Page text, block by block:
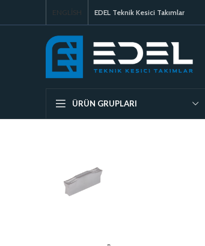
ENGLISH EDEL Teknik Kesici Takımlar
ÜRÜN GRUPLARI